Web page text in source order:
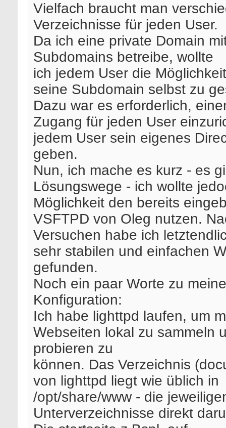
Vielfach braucht man
Verzeichnisse für jeden User.
Da ich eine private Domain
Subdomains betreibe, wollte
ich jedem User die
seine Subdomain selbst zu
Dazu war es erforderlich,
Zugang für jeden User
jedem User sein eigenes
geben.
Nun, ich mache es kurz - es
Lösungswege - ich wollte
Möglichkeit den bereits
VSFTPD von Oleg nutzen.
Versuchen habe ich
sehr stabilen und einfachen
gefunden.
Noch ein paar Worte zu
Konfiguration:
Ich habe lighttpd laufen, um
Webseiten lokal zu sammeln
probieren zu
können. Das Verzeichnis
von lighttpd liegt wie üblich in
/opt/share/www - die
Unterverzeichnisse direkt